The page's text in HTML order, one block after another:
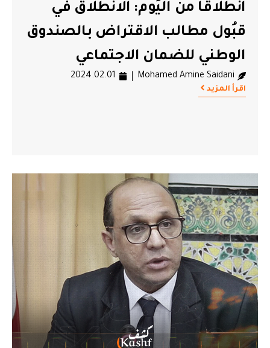
#وزير الشؤون الاجتماعية
انطلاقا من اليَوم: الانطلاق في
قبُول مطالب الاقتراض بالصندوق
الوطني للضمان الاجتماعي
Mohamed Amine Saidani
2024.02.01
اقرأ المزيد